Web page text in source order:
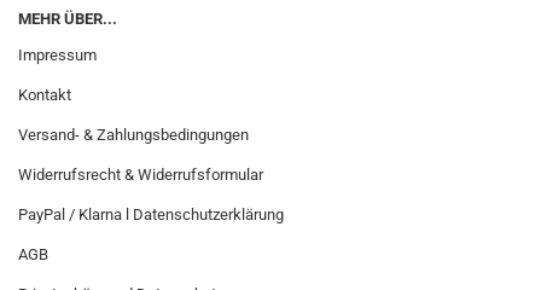
MEHR ÜBER...
Impressum
Kontakt
Versand- & Zahlungsbedingungen
Widerrufsrecht & Widerrufsformular
PayPal / Klarna l Datenschutzerklärung
AGB